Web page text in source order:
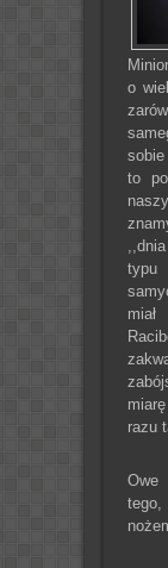
o
to
typu
razu
Owe
tego,